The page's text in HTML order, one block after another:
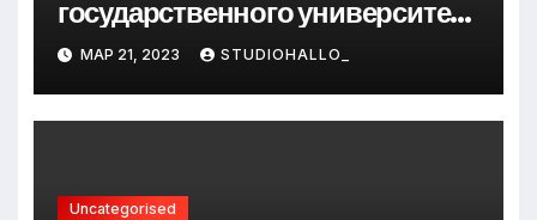
государственного университета
Андрея Сидорова — от студента
до руководителя
МАР 21, 2023 STUDIOHALLO_
Uncategorised